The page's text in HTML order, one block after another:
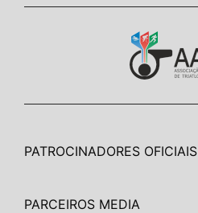
PATROCINADORES OFICIAIS
PARCEIROS MEDIA